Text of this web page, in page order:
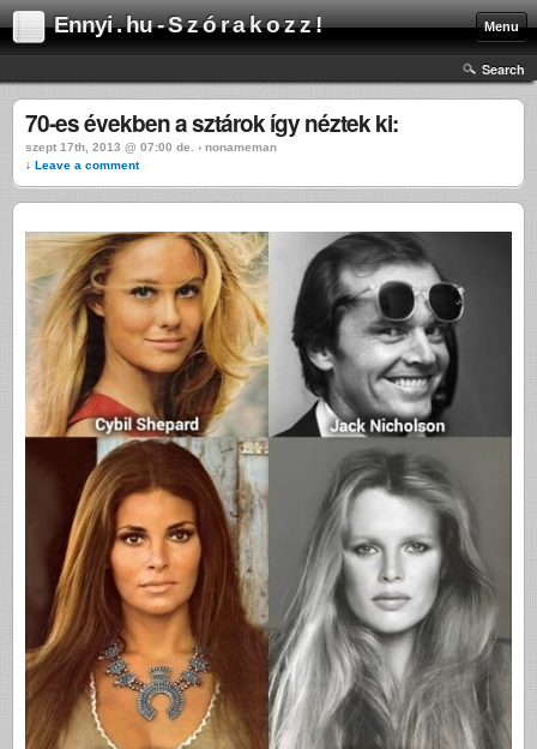
Ennyi . hu - S z ó r a k o z z ! Menu
Search
70-es években a sztárok így néztek ki:
szept 17th, 2013 @ 07:00 de. › nonameman
↓ Leave a comment